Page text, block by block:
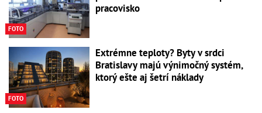
FOTO
pracovisko
FOTO
Extrémne teploty? Byty v srdci
Bratislavy majú výnimočný systém,
ktorý ešte aj šetrí náklady